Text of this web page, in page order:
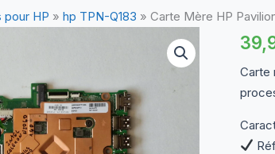
pour HP » hp TPN-Q183 » Carte Mère HP
Carte